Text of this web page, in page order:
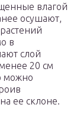
влагой
осушают,
в
слой
20 см
можно
ее склоне.